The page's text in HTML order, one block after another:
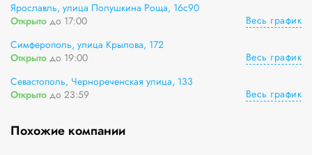
Ярославль, улица Полушкина Роща, 16с90
Открыто до 17:00
Весь график
Симферополь, улица Крылова, 172
Открыто до 19:00
Весь график
Севастополь, Чернореченская улица, 133
Открыто до 23:59 Весь график
Похожие компании